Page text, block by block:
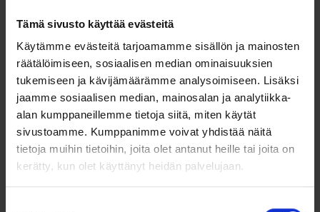
Tämä sivusto käyttää evästeitä
Käytämme evästeitä tarjoamamme sisällön ja mainosten
räätälöimiseen, sosiaalisen median ominaisuuksien
tukemiseen ja kävijämäärämme analysoimiseen. Lisäksi
jaamme sosiaalisen median, mainosalan ja analytiikka-
alan kumppaneillemme tietoja siitä, miten käytät
sivustoamme. Kumppanimme voivat yhdistää näitä
tietoja muihin tietoihin, joita olet antanut heille tai joita on
kerätty, kun olet käyttänyt heidän palvelujaan.
yhdistää klassisen muotoilun ja hillityn ylellisyyden.
Valmistettu laadukkaasta 14k keltakullasta, riipus säteilee
lämmintä hohdetta, jota korostaa keskelle upotettu 0,01 ct
timantti (W/SI). Timantin hienovarainen kimallus tuo koruun
elegantin yksityiskohdan .
Riipuksen koko on 10 x 16 mm, mikä tekee siitä täydellisen
arkeen ja juhlaan. Sen yksinkertainen ja selkeä muotoilu
tekee siitä myös merkityksellisen lahjan esimerkiksi
rippijuhliin, kasteeseen tai muihin tärkeisiin
elämäntapahtumiin.